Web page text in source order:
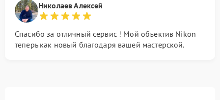
Николаев Алексей
Спасибо за отличный сервис ! Мой объектив Nikon
теперь как новый благодаря вашей мастерской.